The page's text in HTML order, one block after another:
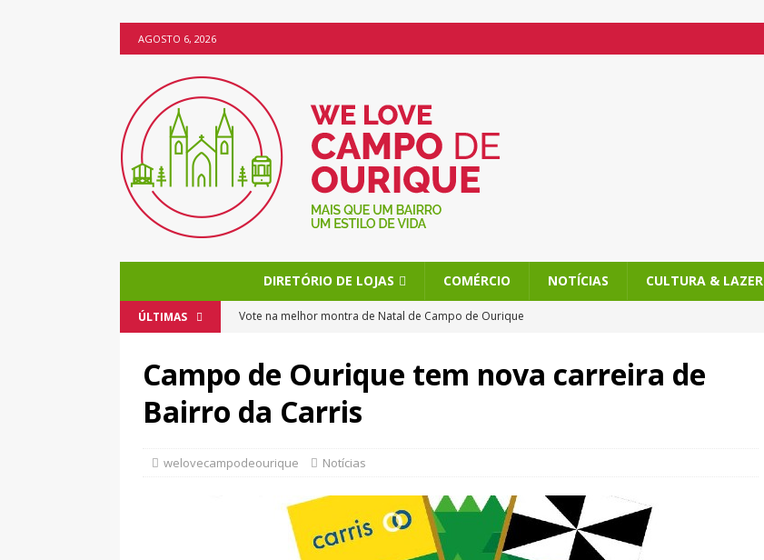
AGOSTO 6, 2026
DIRETÓRIO DE LOJAS COMÉRCIO NOTÍCIAS CULTURA & LAZER
ÚLTIMAS
Vote na melhor montra de Natal de Campo de Ourique
Os bolos da Miss Brownie tornam Campo de Ourique ainda mais doce
Imperial de Campo de Ourique entre as melhores tascas
Campo de Ourique tem nova carreira de
Bairro da Carris
welovecampodeourique Notícias